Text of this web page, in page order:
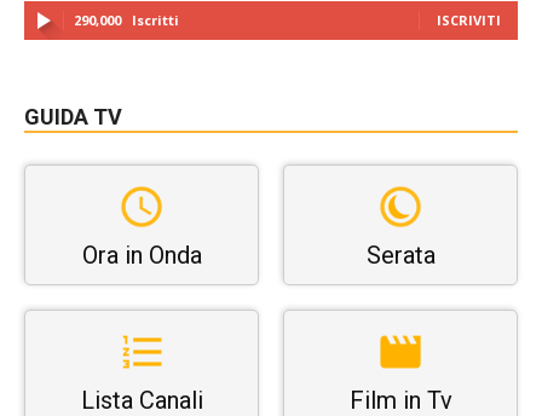
290,000 Iscritti ISCRIVITI
GUIDA TV
Ora in Onda Serata
Lista Canali Film in Tv